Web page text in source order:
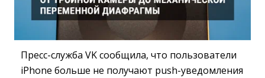
Пресс-служба VK сообщила, что пользователи
iPhone больше не получают push-уведомления